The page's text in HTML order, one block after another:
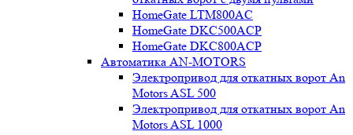
HomeGate LTM800AC
HomeGate DKC500ACP
HomeGate DKC800ACP
Автоматика AN-MOTORS
Электропривод для откатных ворот An
Motors ASL 500
Электропривод для откатных ворот An
Motors ASL 1000